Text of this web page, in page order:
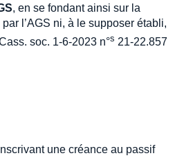
, en se fondant ainsi sur la
l’AGS ni, à le supposer établi,
soc. 1-6-2023 n°s 21-22.857
une créance au passif